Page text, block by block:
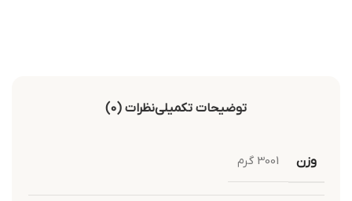
توضیحات تکمیلینظرات (0)
وزن 3001 گرم